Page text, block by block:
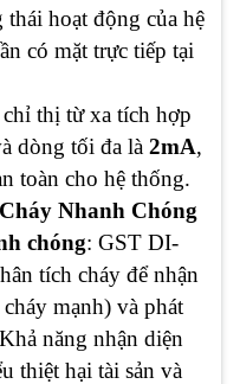
hoạt động của hệ
có mặt trực tiếp tại
thị từ xa tích hợp
dòng tối đa là 2mA,
toàn cho hệ thống.
Nhanh Chóng
chóng: GST DI-
tích cháy để nhận
mạnh) và phát
năng nhận diện
thiệt hại tài sản và